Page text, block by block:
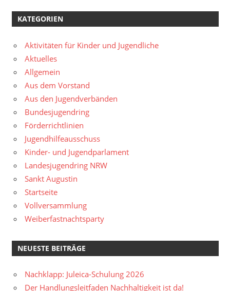
KATEGORIEN
Aktivitäten für Kinder und Jugendliche
Aktuelles
Allgemein
Aus dem Vorstand
Aus den Jugendverbänden
Bundesjugendring
Förderrichtlinien
Jugendhilfeausschuss
Kinder- und Jugendparlament
Landesjugendring NRW
Sankt Augustin
Startseite
Vollversammlung
Weiberfastnachtsparty
NEUESTE BEITRÄGE
Nachklapp: Juleica-Schulung 2026
Der Handlungsleitfaden Nachhaltigkeit ist da!